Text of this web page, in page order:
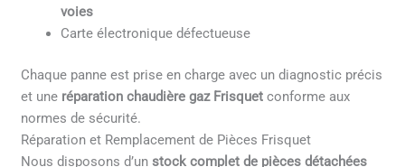
voies
Carte électronique défectueuse
Chaque panne est prise en charge avec un diagnostic précis
et une réparation chaudière gaz Frisquet conforme aux
normes de sécurité.
Réparation et Remplacement de Pièces Frisquet
Nous disposons d’unstock complet de pièces détachées